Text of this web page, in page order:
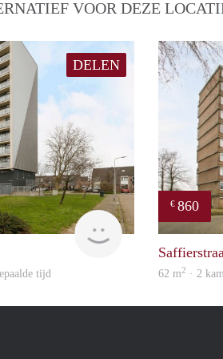
VOOR DEZE
DELEN
Woning
tijd
€ 860
62 m2 · 2